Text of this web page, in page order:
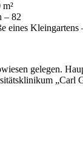
– 82
eines Kleingartens
gelegen.
„Carl